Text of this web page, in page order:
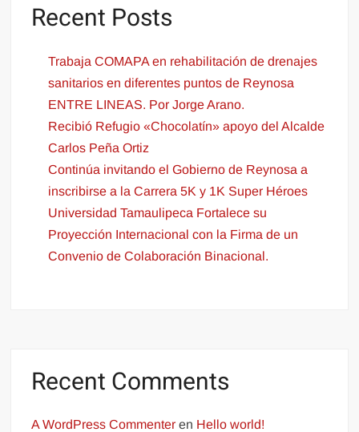
Recent Posts
Trabaja COMAPA en rehabilitación de drenajes
sanitarios en diferentes puntos de Reynosa
ENTRE LINEAS. Por Jorge Arano.
Recibió Refugio «Chocolatín» apoyo del Alcalde
Carlos Peña Ortiz
Continúa invitando el Gobierno de Reynosa a
inscribirse a la Carrera 5K y 1K Super Héroes
Universidad Tamaulipeca Fortalece su
Proyección Internacional con la Firma de un
Convenio de Colaboración Binacional.
Recent Comments
A WordPress Commenter en Hello world!